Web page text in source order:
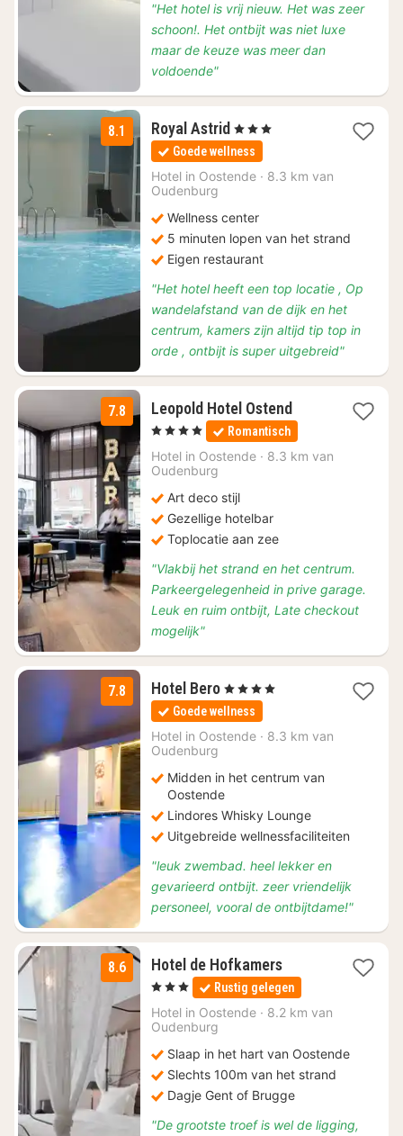
"Het hotel is vrij nieuw. Het was zeer
schoon!. Het ontbijt was niet luxe
maar de keuze was meer dan
voldoende"
8.1 Royal Astrid 2
nachten
vanaf
€
, 3 Sterren
Goede wellness
Hotel in Oostende · 8.3 km van
Oudenburg
Wellness center
5 minuten lopen van het strand
Eigen restaurant
"Het hotel heeft een top locatie , Op
wandelafstand van de dijk en het
centrum, kamers zijn altijd tip top in
orde , ontbijt is super uitgebreid"
7.8 Leopold Hotel Ostend1
nacht
vanaf
€
, 4 Sterren Romantisch
Hotel in Oostende · 8.3 km van
Oudenburg
Art deco stijl
Gezellige hotelbar
Toplocatie aan zee
"Vlakbij het strand en het centrum.
Parkeergelegenheid in prive garage.
Leuk en ruim ontbijt, Late checkout
mogelijk"
7.8 Hotel Bero1
nacht
vanaf
€
, 4 Sterren
Goede wellness
Hotel in Oostende · 8.3 km van
Oudenburg
Midden in het centrum van
Oostende
Lindores Whisky Lounge
Uitgebreide wellnessfaciliteiten
"leuk zwembad. heel lekker en
gevarieerd ontbijt. zeer vriendelijk
personeel, vooral de ontbijtdame!"
8.6 Hotel de Hofkamers1
nacht
vanaf
€
, 3 Sterren Rustig gelegen
Hotel in Oostende · 8.2 km van
Oudenburg
Slaap in het hart van Oostende
Slechts 100m van het strand
Dagje Gent of Brugge
"De grootste troef is wel de ligging,